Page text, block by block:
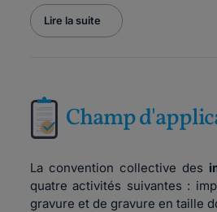
Lire la suite
Champ
La convention collective des
quatre activités suivantes :
gravure et de gravure en taille